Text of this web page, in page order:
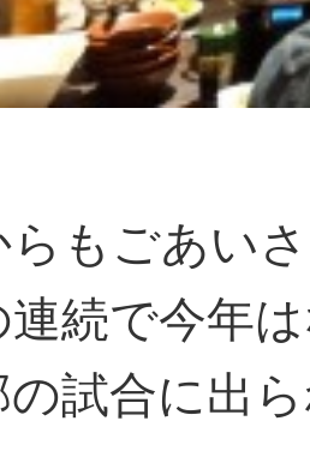
らもごあい
連続で今年
の試合に出